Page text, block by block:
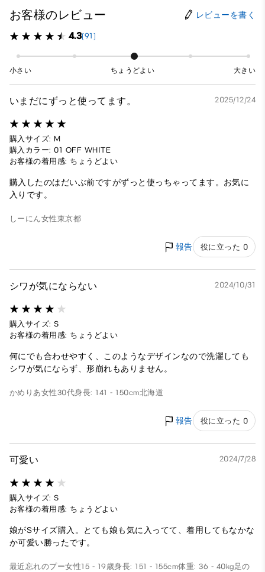
お客様のレビュー レビューを書く
4.3(91)
小さい ちょうどよい 大きい
いまだにずっと使ってます。 2025/12/24
購入サイズ: M
購入カラー: 01 OFF WHITE
お客様の着用感: ちょうどよい
購入したのはだいぶ前ですがずっと使っちゃってます。お気に
入りです。
しーにん女性東京都
報告 役に立った 0
シワが気にならない 2024/10/31
購入サイズ: S
お客様の着用感: ちょうどよい
何にでも合わせやすく、このようなデザインなので洗濯しても
シワが気にならず、形崩れもありません。
かめりあ女性30代身長: 141 - 150cm北海道
報告 役に立った 0
可愛い 2024/7/28
購入サイズ: S
お客様の着用感: ちょうどよい
娘がSサイズ購入。とても娘も気に入ってて、着用してもなかな
か可愛い勝ったです。
最近忘れのプー女性15 - 19歳身長: 151 - 155cm体重: 36 - 40kg足の